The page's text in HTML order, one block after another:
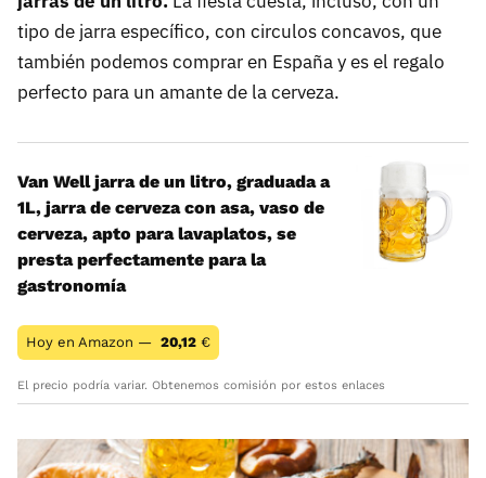
tipo de jarra específico, con circulos concavos, que
también podemos comprar en España y es el regalo
perfecto para un amante de la cerveza.
Van Well jarra de un litro, graduada a
1L, jarra de cerveza con asa, vaso de
cerveza, apto para lavaplatos, se
presta perfectamente para la
gastronomía
Hoy en Amazon — 20,12 €
El precio podría variar. Obtenemos comisión por estos enlaces